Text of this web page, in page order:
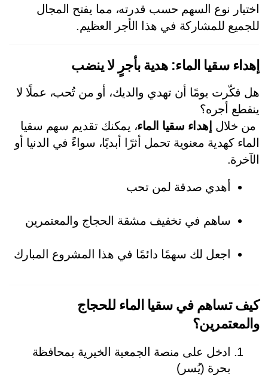
اختيار نوع السهم حسب قدرته، مما يفتح المجال
للمشاركة في هذا الأجر العظيم.
سقيا الماء: هدية بأجرٍ لا ينضب
هل فكّرت يومًا أن تهدي والديك، أو من تُحب، عملًا لا
أجره؟
إهداء سقيا الماء
، يمكنك تقديم سهم سقيا
الماء كهدية معنوية تحمل أثرًا أبديًا، سواءً في الدنيا أو
أهدي صدقة لمن تحب
ساهم في تخفيف مشقة الحجاج والمعتمرين
اجعل لك سهمًا دائمًا في هذا المشروع المبارك
كيف تساهم في سقيا الماء للحجاج
ادخل على منصة الجمعية الخيرية بمحافظة
بحرة (يُسر)